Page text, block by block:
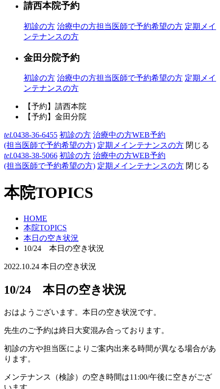
請西本院予約
初診の方 治療中の方担当医師で予約希望の方 定期メイ
ンテナンスの方
金田分院予約
初診の方 治療中の方担当医師で予約希望の方 定期メイ
ンテナンスの方
【予約】請西本院
【予約】金田分院
tel.0438-36-6455 初診の方 治療中の方WEB予約
(担当医師で予約希望の方) 定期メインテナンスの方 閉じる
tel.0438-38-5066 初診の方 治療中の方WEB予約
(担当医師で予約希望の方) 定期メインテナンスの方 閉じる
本院TOPICS
HOME
本院TOPICS
本日の空き状況
10/24 本日の空き状況
2022.10.24 本日の空き状況
10/24 本日の空き状況
おはようございます。本日の空き状況です。
先生のご予約は終日大変混み合っております。
初診の方や担当医によりご案内出来る時間が異なる場合があ
ります。
メンテナンス（検診）の空き時間は11:00/午後に空きがござ
います。